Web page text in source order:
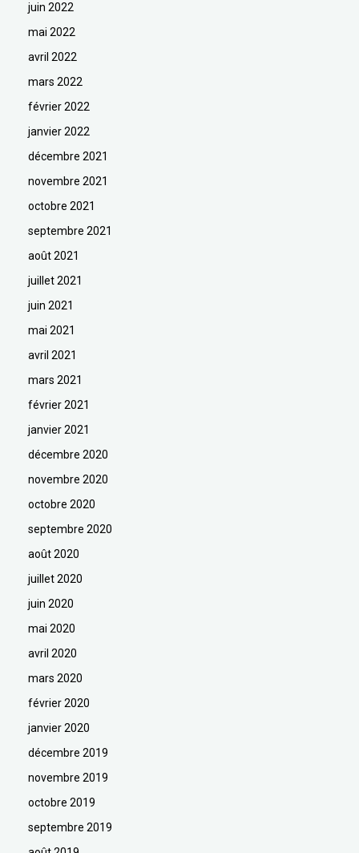
juin 2022
mai 2022
avril 2022
mars 2022
février 2022
janvier 2022
décembre 2021
novembre 2021
octobre 2021
septembre 2021
août 2021
juillet 2021
juin 2021
mai 2021
avril 2021
mars 2021
février 2021
janvier 2021
décembre 2020
novembre 2020
octobre 2020
septembre 2020
août 2020
juillet 2020
juin 2020
mai 2020
avril 2020
mars 2020
février 2020
janvier 2020
décembre 2019
novembre 2019
octobre 2019
septembre 2019